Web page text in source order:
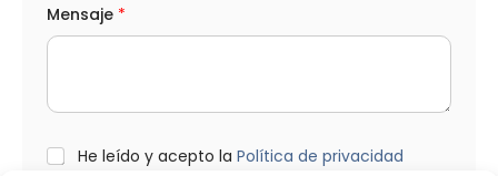
o
e
l
t
ó
n
Mensaje *
L
He leído y acepto la Política de privacidad